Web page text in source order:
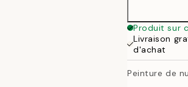
Produit sur
Livraison
d'achat
Peinture de